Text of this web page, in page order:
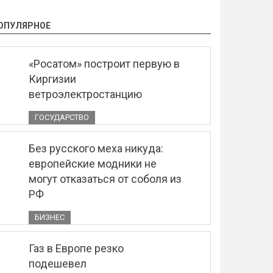
«Росатом» построит первую в
Киргизии
ветроэлектростанцию
ГОСУДАРСТВО
Без русского меха никуда:
европейские модники не
могут отказаться от соболя из
РФ
БИЗНЕС
Газ в Европе резко
подешевел